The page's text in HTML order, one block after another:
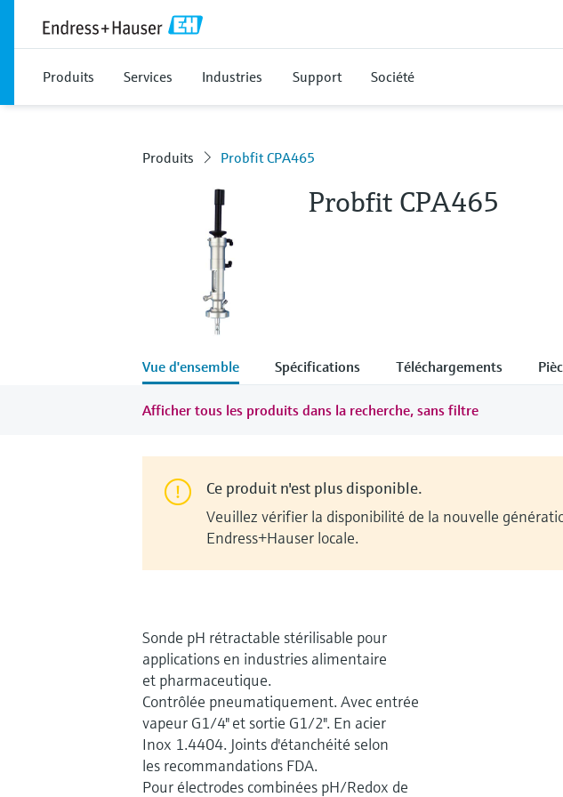
Produits Services Industries Support Société
Produits Probfit CPA465
Probfit CPA465
Vue d'ensemble Spécifications Téléchargements
Afficher tous les produits dans la recherche, sans filtre
Ce produit n'est plus disponible.
Veuillez vérifier la disponibilité de la nouvelle
Endress+Hauser locale.
Sonde pH rétractable stérilisable pour
applications en industries alimentaire
et pharmaceutique.
Contrôlée pneumatiquement. Avec entrée
vapeur G1/4" et sortie G1/2". En acier
Inox 1.4404. Joints d'étanchéité selon
les recommandations FDA.
Pour électrodes combinées pH/Redox de